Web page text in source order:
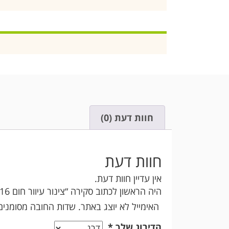
חוות דעת (0)
חוות דעת
אין עדיין חוות דעת.
היה הראשון לכתוב סקירה “צינור עיוור חום 16 מילימטר”
האימייל לא יוצג באתר. שדות החובה